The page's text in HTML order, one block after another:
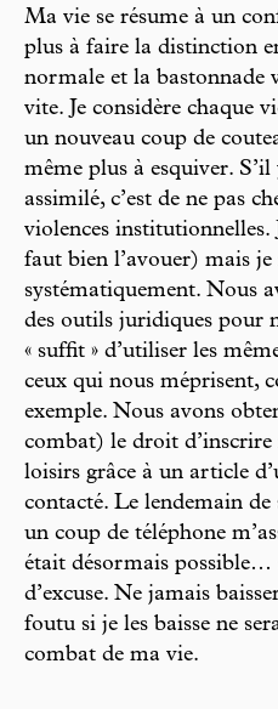
Ma vie se résume à un
plus à faire la distinction
normale et la bastonnade
vite. Je considère chaque
un nouveau coup de
même plus à esquiver.
assimilé, c’est de ne pas
violences institutionnelles.
faut bien l’avouer) mais je
systématiquement. Nous
des outils juridiques pour
« suffit » d’utiliser les
ceux qui nous méprisent,
exemple. Nous avons
combat) le droit
loisirs grâce à un article
contacté. Le lendemain
un coup de téléphone
était désormais possible…
d’excuse. Ne jamais
foutu si je les baisse ne
combat de ma vie.